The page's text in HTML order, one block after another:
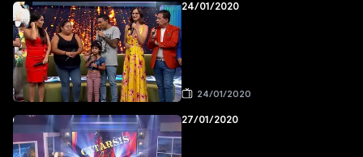
24/01/2020
24/01/2020
27/01/2020